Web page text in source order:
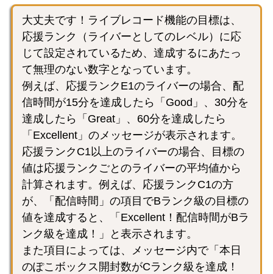
大丈夫です！ライブレコード機能の目標は、
応援ランク（ライバーとしてのレベル）に応
じて設定されているため、達成するにあたっ
て無理のない数字となっています。
例えば、応援ランクE1のライバーの場合、配
信時間が15分を達成したら「Good」、30分を
達成したら「Great」、60分を達成したら
「Excellent」のメッセージが表示されます。
応援ランクC1以上のライバーの場合、目標の
値は応援ランクごとのライバーの平均値から
計算されます。例えば、応援ランクC1の方
が、「配信時間」の項目でBランク級の目標の
値を達成すると、「Excellent！配信時間がBラ
ンク級を達成！」と表示されます。
また項目によっては、メッセージ内で「本日
のぽこボックス開封数がCランク級を達成！